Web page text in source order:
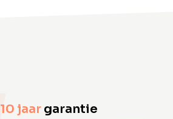
10 jaar garantie